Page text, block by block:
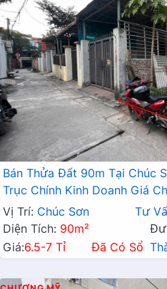
Bán Thửa Đất 90m Tại Chúc
Trục Chính Kinh Doanh Giá
Vị Trí: Chúc Sơn Tư
Diện Tích: 90m²
Giá:6.5-7 Tỉ Đã Có Sổ